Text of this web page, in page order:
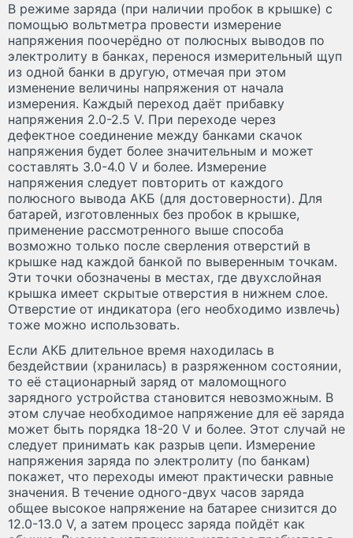
В режиме заряда (при наличии пробок в крышке) с
помощью вольтметра провести измерение
напряжения поочерёдно от полюсных выводов по
электролиту в банках, перенося измерительный щуп
из одной банки в другую, отмечая при этом
изменение величины напряжения от начала
измерения. Каждый переход даёт прибавку
напряжения 2.0-2.5 V. При переходе через
дефектное соединение между банками скачок
напряжения будет более значительным и может
составлять 3.0-4.0 V и более. Измерение
напряжения следует повторить от каждого
полюсного вывода АКБ (для достоверности). Для
батарей, изготовленных без пробок в крышке,
применение рассмотренного выше способа
возможно только после сверления отверстий в
крышке над каждой банкой по выверенным точкам.
Эти точки обозначены в местах, где двухслойная
крышка имеет скрытые отверстия в нижнем слое.
Отверстие от индикатора (его необходимо извлечь)
тоже можно использовать.
Если АКБ длительное время находилась в
бездействии (хранилась) в разряженном состоянии,
то её стационарный заряд от маломощного
зарядного устройства становится невозможным. В
этом случае необходимое напряжение для её заряда
может быть порядка 18-20 V и более. Этот случай не
следует принимать как разрыв цепи. Измерение
напряжения заряда по электролиту (по банкам)
покажет, что переходы имеют практически равные
значения. В течение одного-двух часов заряда
общее высокое напряжение на батарее снизится до
12.0-13.0 V, а затем процесс заряда пойдёт как